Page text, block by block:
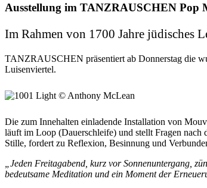
Ausstellung im TANZRAUSCHEN Pop
Im Rahmen von 1700 Jahre jüdisches
TANZRAUSCHEN präsentiert ab Donnerstag die
Luisenviertel.
Die zum Innehalten einladende Installation von
läuft im Loop (Dauerschleife) und stellt Fragen nach
Stille, fordert zu Reflexion, Besinnung und
„Jeden Freitagabend, kurz vor Sonnenuntergang,
bedeutsame Meditation und ein Moment der